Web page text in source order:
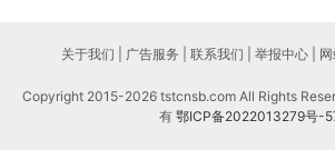
关于我们 | 广告服务 | 联系我们 | 举报中心 |
Copyright 2015-2026 tstcnsb.com All Rights
有 鄂ICP备2022013279号-